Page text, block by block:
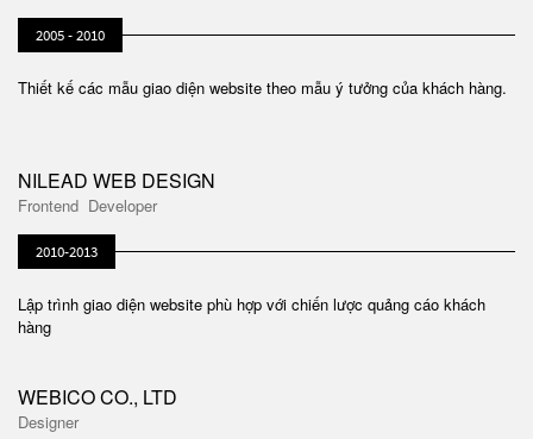
2005 - 2010
Thiết kế các mẫu giao diện website theo mẫu ý tưởng của khách hàng.
NILEAD WEB DESIGN
Frontend Developer
2010-2013
Lập trình giao diện website phù hợp với chiến lược quảng cáo khách
hàng
WEBICO CO., LTD
Designer